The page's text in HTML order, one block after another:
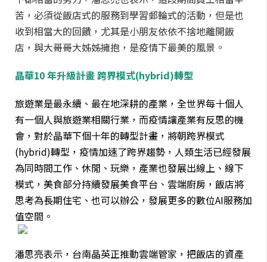
苦，必須從飯店式的服務到學習郵輪式的活動，但是也
收到相當大的回饋，尤其是小朋友依依不捨地離開飯
店，與大哥哥大姊姊擁抱，是疫情下最美的風景。
晶華10年升級計畫 跨界模式(hybrid)轉型
旅遊業是最永續、最在地深耕的產業，全世界每十個人
有一個人與旅遊業相關行業，而疫情讓產業有反思的機
會，對於晶華下個十年的轉型計畫，將朝跨界模式
(hybrid)轉型，疫情加速了跨界趨勢，人類生活已經發展
為同時間工作、休閒、玩樂，產業也發展出線上、線下
模式，美食部分持續發展美食平台、雲端廚房，飯店將
思考為長期住宅、也可以辦公，發展更多的數位AI服務加
值空間。
潘思亮表示，台南晶英正推動雲端管家，把飯店的資產